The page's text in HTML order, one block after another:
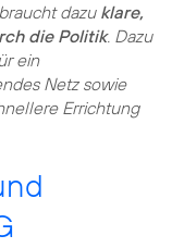
dazu klare,
die Politik. Dazu
ein
Netz sowie
Errichtung